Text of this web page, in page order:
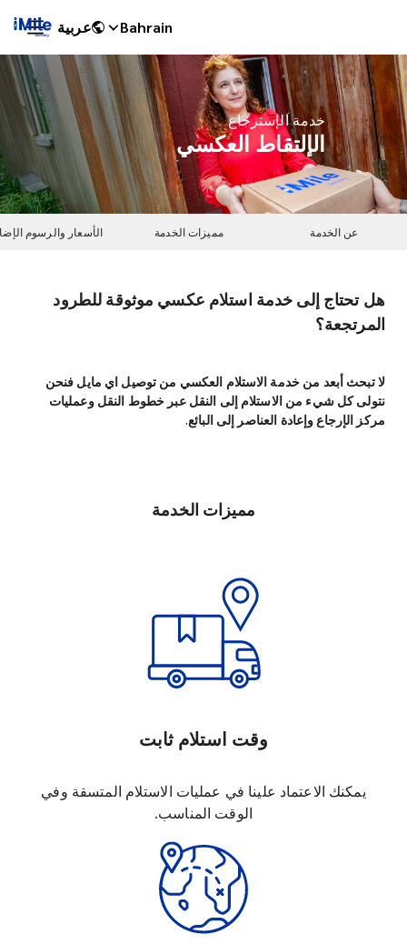
Bahrain عربية
خدمة الإسترجاع
الإلتقاط العكسي
عن الخدمة مميزات الخدمة الأسعار والرسوم
هل تحتاج إلى خدمة استلام عكسي موثوقة للطرود
المرتجعة؟
لا تبحث أبعد من خدمة الاستلام العكسي من توصيل اي مايل فنحن
نتولى كل شيء من الاستلام إلى النقل عبر خطوط النقل وعمليات
مركز الإرجاع وإعادة العناصر إلى البائع.
مميزات الخدمة
وقت استلام ثابت
يمكنك الاعتماد علينا في عمليات الاستلام المتسقة وفي
الوقت المناسب.
iMile Chat